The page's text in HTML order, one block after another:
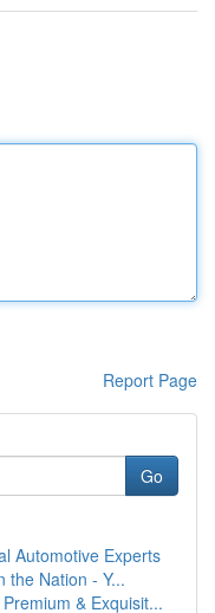
Report Page
Go
Automotive Experts
the Nation - Y...
& Exquisit...